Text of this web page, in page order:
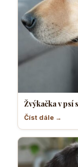
Žvýkačka v psí
Číst dále →